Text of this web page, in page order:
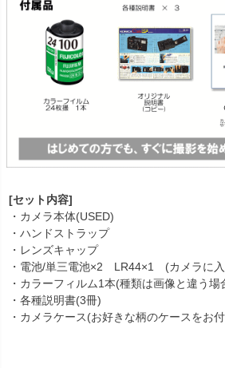
[セット内容]
・カメラ本体(USED)
・ハンドストラップ
・レンズキャップ
・電池/単三電池×2 LR44×1 (カメラに入
・カラーフィルム1本(種類は画像と違う場
・各種説明書(3冊)
・カメラケース(お好きな柄のケースをお